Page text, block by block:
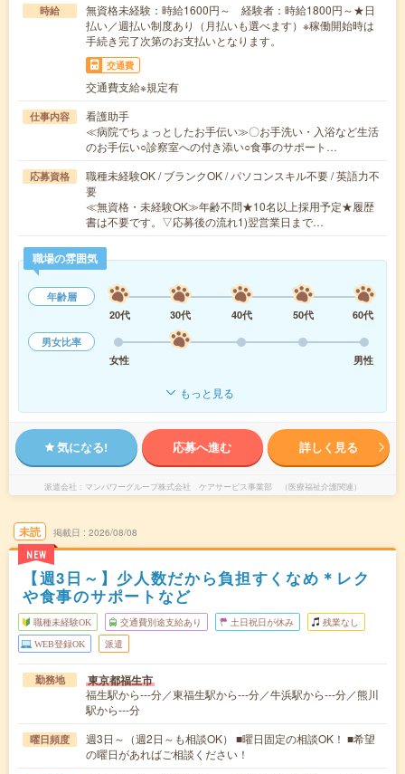
時給
無資格未経験：時給1600円～ 経験者：時給1800円～★日
払い／週払い制度あり（月払いも選べます）※稼働開始時は
手続き完了次第のお支払いとなります。
交通費
交通費支給※規定有
仕事内容
看護助手
≪病院でちょっとしたお手伝い≫〇お手洗い・入浴など生活
のお手伝い○診察室への付き添い○食事のサポート…
応募資格
職種未経験OK / ブランクOK / パソコンスキル不要 / 英語力不
要
≪無資格・未経験OK≫年齢不問★10名以上採用予定★履歴
書は不要です。▽応募後の流れ1)翌営業日まで…
職場の雰囲気
年齢層
20代
30代 40代 50代
60代
男女比率
女性
男性
もっと見る
気になる! 応募へ進む 詳しく見る
派遣会社 マンパワーグループ株式会社 ケアサービス事業部 （医療福祉介護関連）
未読
NEW
掲載日 2026/08/08
【週3日～】少人数だから負担すくなめ＊レク
や食事のサポートなど
職種未経験OK 交通費別途支給あり 土日祝日が休み 残業なし
WEB登録OK 派遣
勤務地 東京都福生市
福生駅から---分／東福生駅から---分／牛浜駅から---分／熊川
駅から---分
曜日頻度
週3日～（週2日～も相談OK） ■曜日固定の相談OK！ ■希望
の曜日があればご相談ください！